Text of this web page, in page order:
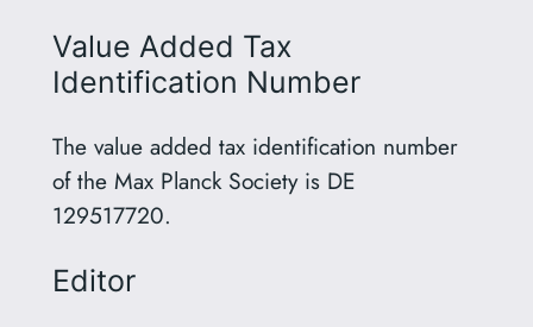
Value Added Tax
Identification Number
The value added tax identification number
of the Max Planck Society is DE
129517720.
Editor